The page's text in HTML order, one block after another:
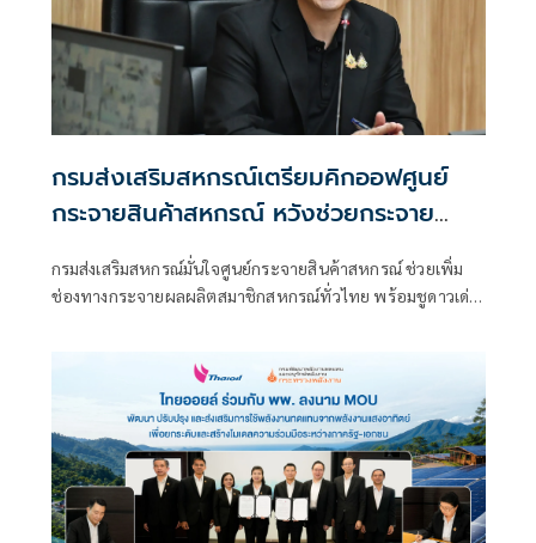
กรมส่งเสริมสหกรณ์เตรียมคิกออฟศูนย์
กระจายสินค้าสหกรณ์ หวังช่วยกระจาย
สินค้าดาวเด่นประจำจังหวัดทั่วไทย
กรมส่งเสริมสหกรณ์มั่นใจศูนย์กระจายสินค้าสหกรณ์ ช่วยเพิ่ม
ช่องทางกระจายผลผลิตสมาชิกสหกรณ์ทั่วไทย พร้อมชูดาวเด่น